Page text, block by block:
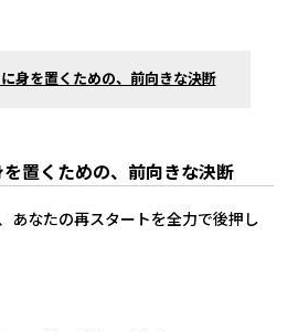
身を置くための、前向きな決断
置くための、前向きな決断
あなたの再スタートを全力で後押し